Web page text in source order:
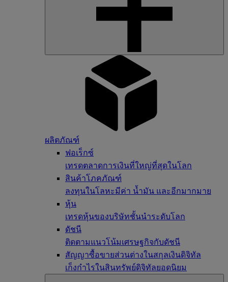
ผลิตภัณฑ์
ฟอเร็กซ์
เทรดตลาดการเงินที่ใหญ่ที่สุดในโลก
สินค้าโภคภัณฑ์
ลงทุนในโลหะมีค่า น้ำมัน และอีกมากมาย
หุ้น
เทรดหุ้นของบริษัทชั้นนำระดับโลก
ดัชนี
ติดตามแนวโน้มเศรษฐกิจกับดัชนี
สัญญาซื้อขายส่วนต่างในสกุลเงินดิจิทัล
เก็งกำไรในสินทรัพย์ดิจิทัลยอดนิยม